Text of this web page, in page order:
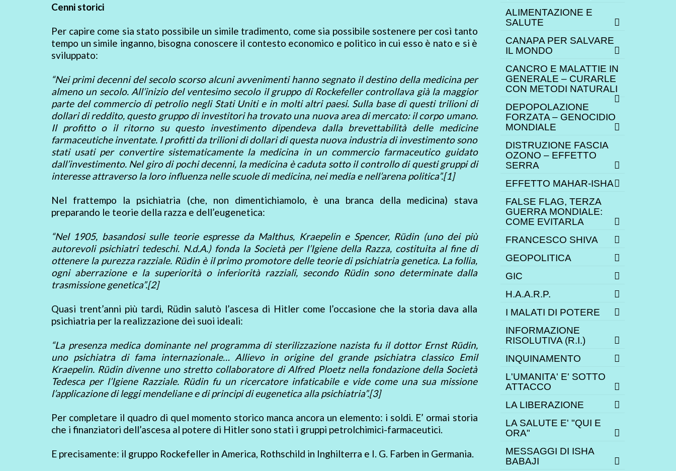
Cenni storici
Per capire come sia stato possibile un simile tradimento, come sia possibile sostenere per così tanto
tempo un simile inganno, bisogna conoscere il contesto economico e politico in cui esso è nato e si è
sviluppato:
“Nei primi decenni del secolo scorso alcuni avvenimenti hanno segnato il destino della medicina per
almeno un secolo. All’inizio del ventesimo secolo il gruppo di Rockefeller controllava già la maggior
parte del commercio di petrolio negli Stati Uniti e in molti altri paesi. Sulla base di questi trilioni di
dollari di reddito, questo gruppo di investitori ha trovato una nuova area di mercato: il corpo umano.
Il profitto o il ritorno su questo investimento dipendeva dalla brevettabilità delle medicine
farmaceutiche inventate. I profitti da trilioni di dollari di questa nuova industria di investimento sono
stati usati per convertire sistematicamente la medicina in un commercio farmaceutico guidato
dall’investimento. Nel giro di pochi decenni, la medicina è caduta sotto il controllo di questi gruppi di
interesse attraverso la loro influenza nelle scuole di medicina, nei media e nell’arena politica”.[1]
Nel frattempo la psichiatria (che, non dimentichiamolo, è una branca della medicina) stava
preparando le teorie della razza e dell’eugenetica:
“Nel 1905, basandosi sulle teorie espresse da Malthus, Kraepelin e Spencer, Rüdin (uno dei più
autorevoli psichiatri tedeschi. N.d.A.) fonda la Società per l’Igiene della Razza, costituita al fine di
ottenere la purezza razziale. Rüdin è il primo promotore delle teorie di psichiatria genetica. La follia,
ogni aberrazione e la superiorità o inferiorità razziali, secondo Rüdin sono determinate dalla
trasmissione genetica”.[2]
Quasi trent’anni più tardi, Rüdin salutò l’ascesa di Hitler come l’occasione che la storia dava alla
psichiatria per la realizzazione dei suoi ideali:
“La presenza medica dominante nel programma di sterilizzazione nazista fu il dottor Ernst Rüdin,
uno psichiatra di fama internazionale… Allievo in origine del grande psichiatra classico Emil
Kraepelin. Rüdin divenne uno stretto collaboratore di Alfred Ploetz nella fondazione della Società
Tedesca per l’Igiene Razziale. Rüdin fu un ricercatore infaticabile e vide come una sua missione
l’applicazione di leggi mendeliane e di principi di eugenetica alla psichiatria”.[3]
Per completare il quadro di quel momento storico manca ancora un elemento: i soldi. E’ ormai storia
che i finanziatori dell’ascesa al potere di Hitler sono stati i gruppi petrolchimici-farmaceutici.
E precisamente: il gruppo Rockefeller in America, Rothschild in Inghilterra e I. G. Farben in Germania.
ALIMENTAZIONE E
SALUTE
CANAPA PER SALVARE
IL MONDO
CANCRO E MALATTIE IN
GENERALE – CURARLE
CON METODI NATURALI
DEPOPOLAZIONE
FORZATA – GENOCIDIO
MONDIALE
DISTRUZIONE FASCIA
OZONO – EFFETTO
SERRA
EFFETTO MAHAR-ISHA
FALSE FLAG, TERZA
GUERRA MONDIALE:
COME EVITARLA
FRANCESCO SHIVA
GEOPOLITICA
GIC
H.A.A.R.P.
I MALATI DI POTERE
INFORMAZIONE
RISOLUTIVA (R.I.)
INQUINAMENTO
L'UMANITA' E' SOTTO
ATTACCO
LA LIBERAZIONE
LA SALUTE E' "QUI E
ORA"
MESSAGGI DI ISHA
BABAJI